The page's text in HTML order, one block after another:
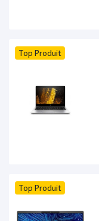
Top Produit
Top Produit